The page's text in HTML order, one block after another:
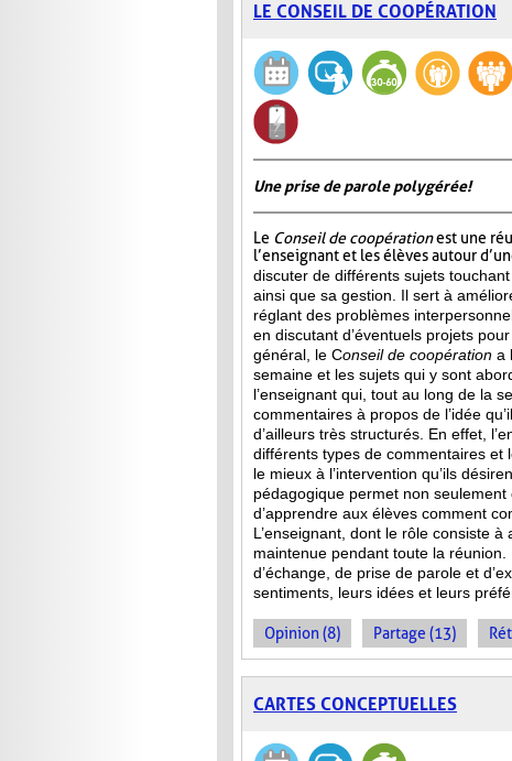
LE CONSEIL DE COOPÉRATION
Une prise de parole polygérée!
Le Conseil de coopérationest une
l’enseignant et les élèves autour
discuter de différents sujets
ainsi que sa gestion. Il sert à
réglant des problèmes
en discutant d’éventuels projets
général, le Conseil de coopération a
semaine et les sujets qui y sont
l’enseignant qui, tout au long de la
commentaires à propos de l’idée
d’ailleurs très structurés. En effet,
différents types de commentaires et
le mieux à l’intervention qu’ils
pédagogique permet non
d’apprendre aux élèves comment
L’enseignant, dont le rôle consiste
maintenue pendant toute la réunion.
d’échange, de prise de parole et
sentiments, leurs idées et leurs
Opinion (8) Partage (13)
CARTES CONCEPTUELLES